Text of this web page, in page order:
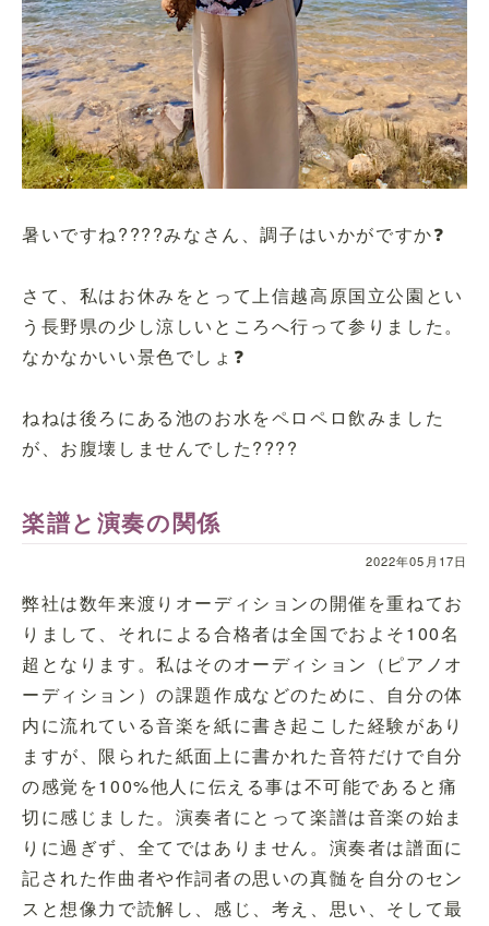
暑いですね????みなさん、調子はいかがですか❓
さて、私はお休みをとって上信越高原国立公園とい
う長野県の少し涼しいところへ行って参りました。
なかなかいい景色でしょ❓
ねねは後ろにある池のお水をペロペロ飲みました
が、お腹壊しませんでした????
楽譜と演奏の関係
2022年05月17日
弊社は数年来渡りオーディションの開催を重ねてお
りまして、それによる合格者は全国でおよそ100名
超となります。私はそのオーディション（ピアノオ
ーディション）の課題作成などのために、自分の体
内に流れている音楽を紙に書き起こした経験があり
ますが、限られた紙面上に書かれた音符だけで自分
の感覚を100%他人に伝える事は不可能であると痛
切に感じました。演奏者にとって楽譜は音楽の始ま
りに過ぎず、全てではありません。演奏者は譜面に
記された作曲者や作詞者の思いの真髄を自分のセン
スと想像力で読解し、感じ、考え、思い、そして最